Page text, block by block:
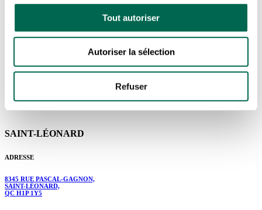
Tout autoriser
Autoriser la sélection
Refuser
819.822.1677
SAINT-LÉONARD
ADRESSE
8345 RUE PASCAL-GAGNON,
SAINT-LÉONARD,
QC H1P 1Y5